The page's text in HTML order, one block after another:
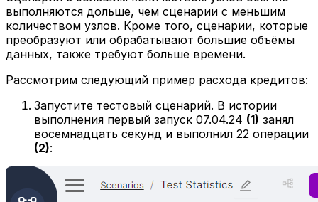
выполняются дольше, чем сценарии с меньшим
количеством узлов. Кроме того, сценарии, которые
преобразуют или обрабатывают большие объёмы
данных, также требуют больше времени.
Рассмотрим следующий пример расхода кредитов:
Запустите тестовый сценарий. В истории
выполнения первый запуск 07.04.24 (1) занял
восемнадцать секунд и выполнил 22 операции
(2):